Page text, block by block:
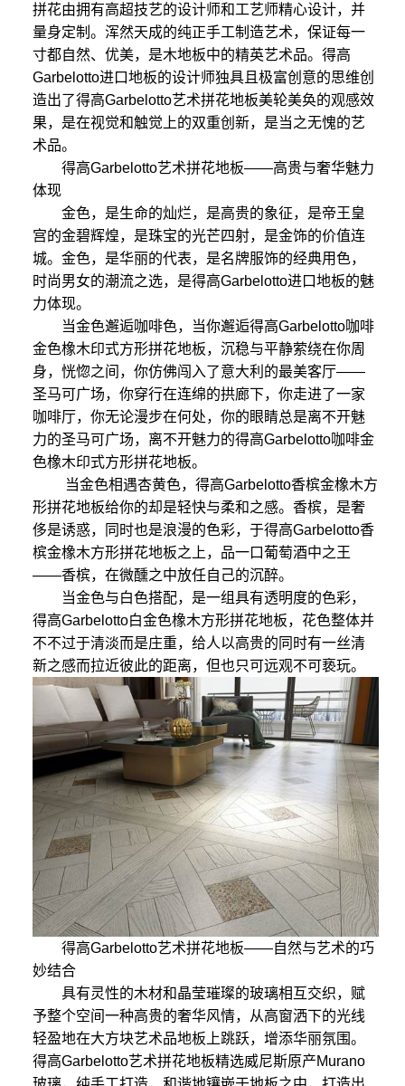
拼花由拥有高超技艺的设计师和工艺师精心设计，并
量身定制。浑然天成的纯正手工制造艺术，保证每一
寸都自然、优美，是木地板中的精英艺术品。得高
Garbelotto进口地板的设计师独具且极富创意的思维创
造出了得高Garbelotto艺术拼花地板美轮美奂的观感效
果，是在视觉和触觉上的双重创新，是当之无愧的艺
术品。
得高Garbelotto艺术拼花地板——高贵与奢华魅力
体现
金色，是生命的灿烂，是高贵的象征，是帝王皇
宫的金碧辉煌，是珠宝的光芒四射，是金饰的价值连
城。金色，是华丽的代表，是名牌服饰的经典用色，
时尚男女的潮流之选，是得高Garbelotto进口地板的魅
力体现。
当金色邂逅咖啡色，当你邂逅得高Garbelotto咖啡
金色橡木印式方形拼花地板，沉稳与平静萦绕在你周
身，恍惚之间，你仿佛闯入了意大利的最美客厅——
圣马可广场，你穿行在连绵的拱廊下，你走进了一家
咖啡厅，你无论漫步在何处，你的眼睛总是离不开魅
力的圣马可广场，离不开魅力的得高Garbelotto咖啡金
色橡木印式方形拼花地板。
当金色相遇杏黄色，得高Garbelotto香槟金橡木方
形拼花地板给你的却是轻快与柔和之感。香槟，是奢
侈是诱惑，同时也是浪漫的色彩，于得高Garbelotto香
槟金橡木方形拼花地板之上，品一口葡萄酒中之王
——香槟，在微醺之中放任自己的沉醉。
当金色与白色搭配，是一组具有透明度的色彩，
得高Garbelotto白金色橡木方形拼花地板，花色整体并
不不过于清淡而是庄重，给人以高贵的同时有一丝清
新之感而拉近彼此的距离，但也只可远观不可亵玩。
得高Garbelotto艺术拼花地板——自然与艺术的巧
妙结合
具有灵性的木材和晶莹璀璨的玻璃相互交织，赋
予整个空间一种高贵的奢华风情，从高窗洒下的光线
轻盈地在大方块艺术品地板上跳跃，增添华丽氛围。
得高Garbelotto艺术拼花地板精选威尼斯原产Murano